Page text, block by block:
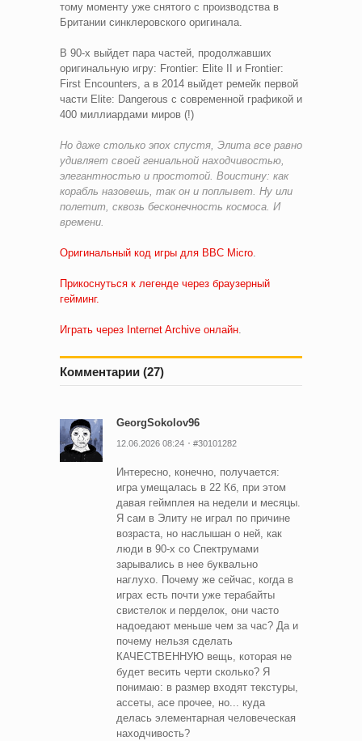
тому моменту уже снятого с производства в
Британии синклеровского оригинала.
В 90-х выйдет пара частей, продолжавших
оригинальную игру: Frontier: Elite II и Frontier:
First Encounters, а в 2014 выйдет ремейк первой
части Elite: Dangerous с современной графикой и
400 миллиардами миров (!)
Но даже столько эпох спустя, Элита все равно
удивляет своей гениальной находчивостью,
элегантностью и простотой. Воистину: как
корабль назовешь, так он и поплывет. Ну или
полетит, сквозь бесконечность космоса. И
времени.
Оригинальный код игры для BBC Micro.
Прикоснуться к легенде через браузерный
гейминг.
Играть через Internet Archive онлайн.
Комментарии (27)
GeorgSokolov96
12.06.2026 08:24 #30101282
Интересно, конечно, получается:
игра умещалась в 22 Кб, при этом
давая геймплея на недели и месяцы.
Я сам в Элиту не играл по причине
возраста, но наслышан о ней, как
люди в 90-х со Спектрумами
зарывались в нее буквально
наглухо. Почему же сейчас, когда в
играх есть почти уже терабайты
свистелок и перделок, они часто
надоедают меньше чем за час? Да и
почему нельзя сделать
КАЧЕСТВЕННУЮ вещь, которая не
будет весить черти сколько? Я
понимаю: в размер входят текстуры,
ассеты, асе прочее, но... куда
делась элементарная человеческая
находчивость?